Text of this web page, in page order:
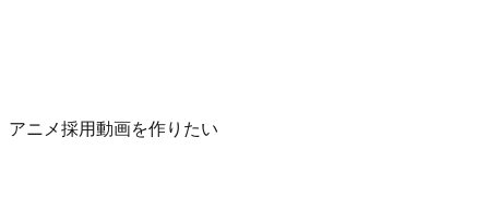
アニメ採用動画を作りたい